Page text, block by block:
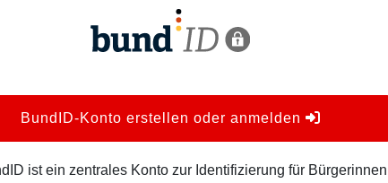
BundID-Konto erstellen oder anmelden
ist ein zentrales Konto zur Identifizierung für Bürgerinnen